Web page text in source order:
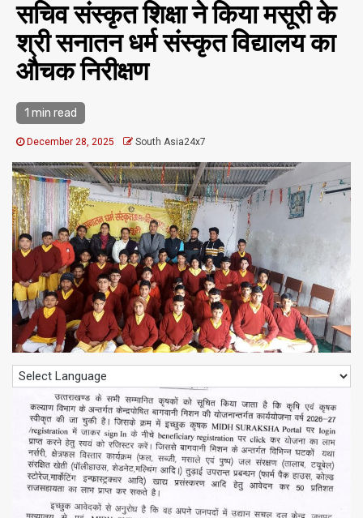
सचिव संस्कृत शिक्षा ने किया मसूरी के
श्री सनातन धर्म संस्कृत विद्यालय का
औचक निरीक्षण
1 min read
December 28, 2025 South Asia24x7